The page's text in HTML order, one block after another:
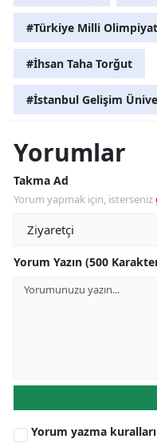
#Türkiye Milli
#İhsan Taha Torğut
#İstanbul Gelişim
Yorumlar
Takma Ad
Yorum yapmak için, isterseniz
Yorum Yazın (500
Yorum yazma